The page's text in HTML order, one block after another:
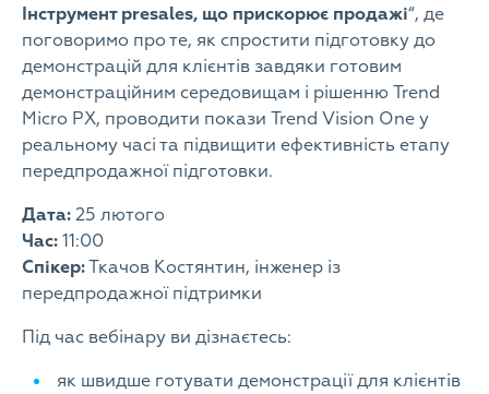
Інструмент presales, що прискорює продажі“, де
поговоримо про те, як спростити підготовку до
демонстрацій для клієнтів завдяки готовим
демонстраційним середовищам і рішенню Trend
Micro PX, проводити покази Trend Vision One у
реальному часі та підвищити ефективність етапу
передпродажної підготовки.
Дата: 25 лютого
Час: 11:00
Спікер:Ткачов Костянтин, інженер із
передпродажної підтримки
Під час вебінару ви дізнаєтесь:
як швидше готувати демонстрації для клієнтів